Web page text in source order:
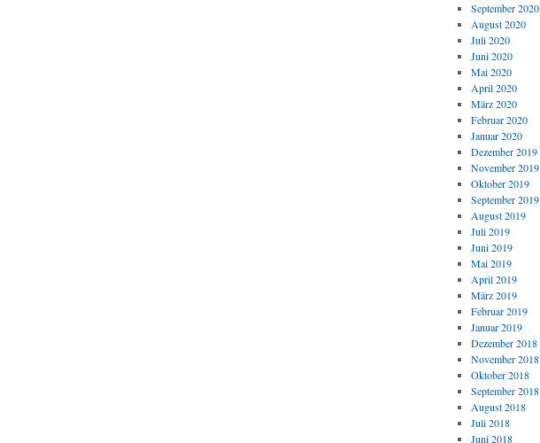
September 2020
August 2020
Juli 2020
Juni 2020
Mai 2020
April 2020
März 2020
Februar 2020
Januar 2020
Dezember 2019
November 2019
Oktober 2019
September 2019
August 2019
Juli 2019
Juni 2019
Mai 2019
April 2019
März 2019
Februar 2019
Januar 2019
Dezember 2018
November 2018
Oktober 2018
September 2018
August 2018
Juli 2018
Juni 2018